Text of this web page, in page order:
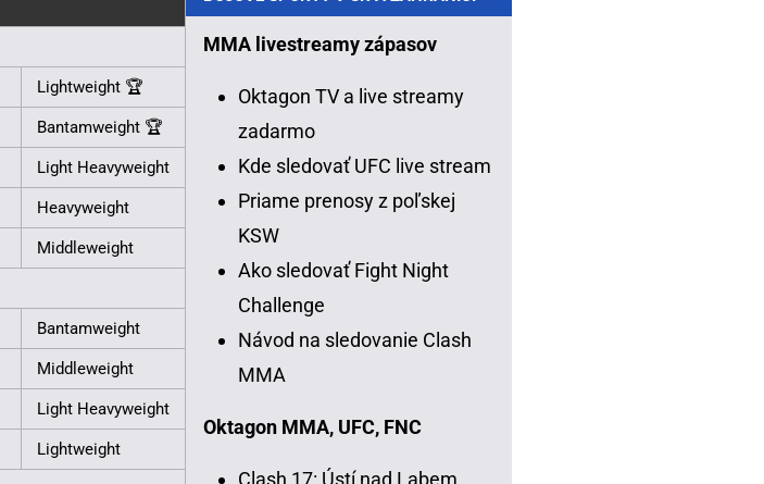
Lightweight 🏆
Bantamweight 🏆
Light Heavyweight
Heavyweight
Middleweight
Bantamweight
Middleweight
Light Heavyweight
Lightweight
MMA livestreamy zápasov
Oktagon TV a live streamy
zadarmo
Kde sledovať UFC live stream
Priame prenosy z poľskej
KSW
Ako sledovať Fight Night
Challenge
Návod na sledovanie Clash
MMA
Oktagon MMA, UFC, FNC
Clash 17: Ústí nad Labem